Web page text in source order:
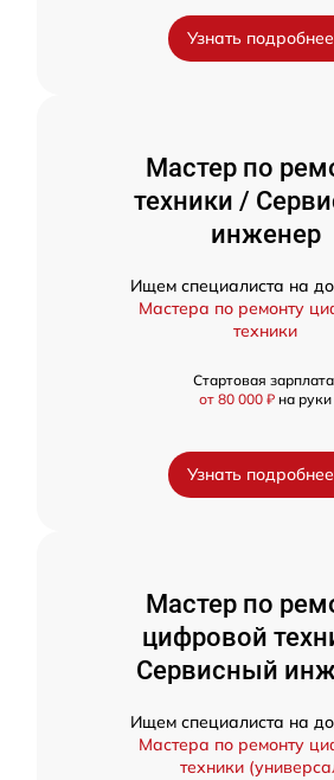
Узнать подробнее
Мастер по
техники /
инженер
Ищем специалиста на
Мастера по ремонту
техники
Стартовая
от 80 000 ₽ на руки
Узнать подробнее
Мастер по
цифровой
Сервисный
Ищем специалиста на
Мастера по ремонту
техники